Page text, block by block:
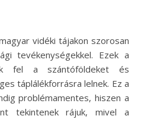
vidéki tájakon szorosan
tevékenységekkel. Ezek a
fel a szántóföldeket és
táplálékforrásra lelnek. Ez a
problémamentes, hiszen a
tekintenek rájuk, mivel a